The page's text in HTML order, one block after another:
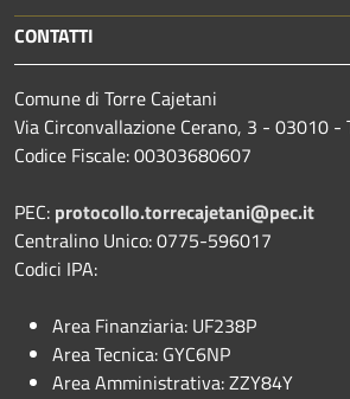
CONTATTI
Comune di Torre Cajetani
Via Circonvallazione Cerano, 3 - 03010 -
Codice Fiscale: 00303680607
PEC: protocollo.torrecajetani@pec.it
Centralino Unico: 0775-596017
Codici IPA:
Area Finanziaria: UF238P
Area Tecnica: GYC6NP
Area Amministrativa: ZZY84Y